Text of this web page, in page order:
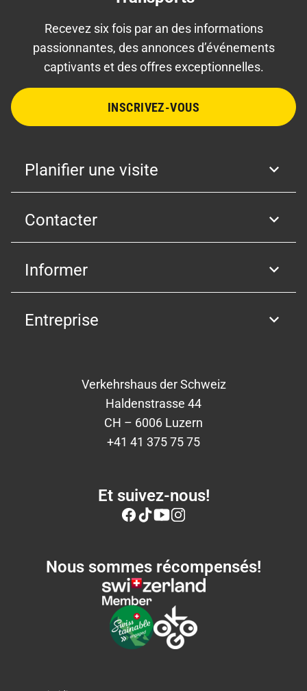
Recevez six fois par an des informations
passionnantes, des annonces d’événements
captivants et des offres exceptionnelles.
INSCRIVEZ-VOUS
Planifier une visite
Contacter
Informer
Entreprise
Verkehrshaus der Schweiz
Haldenstrasse 44
CH – 6006 Luzern
+41 41 375 75 75
Et suivez-nous!
Nous sommes récompensés!